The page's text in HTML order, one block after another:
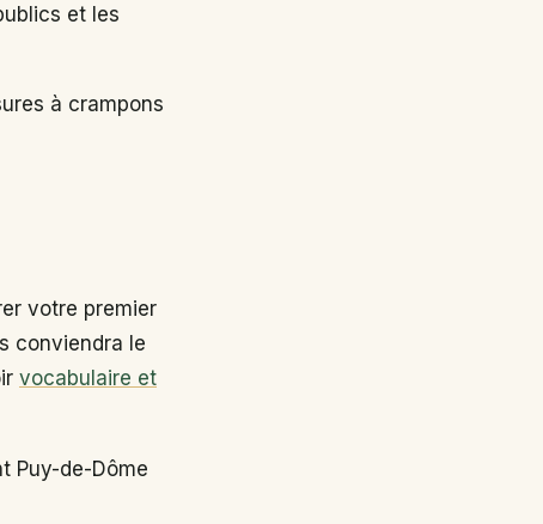
et les
à crampons
votre premier
conviendra le
vocabulaire et
Puy-de-Dôme